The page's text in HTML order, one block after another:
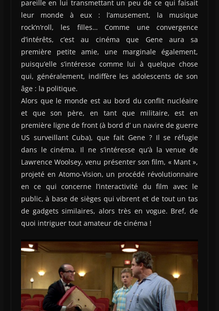
pareille en lui transmettant un peu de ce qui faisait
leur monde à eux : l’amusement, la musique
rock’n’roll, les filles… Comme une convergence
d’intérêts, c’est au cinéma que Gene aura sa
première petite amie, une marginale également,
puisqu’elle s’intéresse comme lui à quelque chose
qui, généralement, indiffère les adolescents de son
âge : la politique.
Alors que le monde est au bord du conflit nucléaire
et que son père, en tant que militaire, est en
première ligne de front (à bord d’ un navire de guerre
US surveillant Cuba), que fait Gene ? Il se réfugie
dans le cinéma. Il ne s’intéresse qu’à la venue de
Lawrence Woolsey, venu présenter son film, « Mant »,
projeté en Atomo-Vision, un procédé révolutionnaire
en ce qui concerne l’interactivité du film avec le
public, à base de sièges qui vibrent et de tout un tas
de gadgets similaires, alors très en vogue. Bref, de
quoi intriguer tout amateur de cinéma !